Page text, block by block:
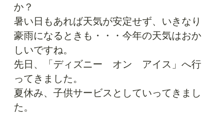
か？
暑い日もあれば天気が安定せず、いきなり
豪雨になるときも・・・今年の天気はおか
しいですね。
先日、「ディズニー オン アイス」へ行
ってきました。
夏休み、子供サービスとしていってきまし
た。